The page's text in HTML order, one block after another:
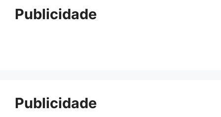
Publicidade
Publicidade